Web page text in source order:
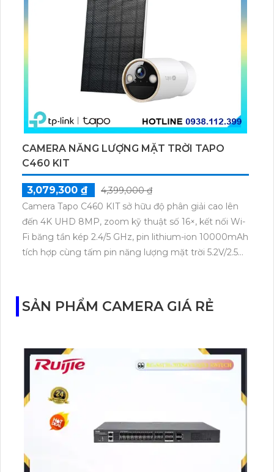
CAMERA NĂNG LƯỢNG MẶT TRỜI TAPO
C460 KIT
3,079,300 ₫
4,399,000 ₫
Camera Tapo C460 KIT sở hữu độ phân giải cao lên
đến 4K UHD 8MP, zoom kỹ thuật số 16×, kết nối Wi-
Fi băng tần kép 2.4/5 GHz, pin lithium-ion 10000mAh
tích hợp cùng tấm pin năng lượng mặt trời 5.2V/2.5W.
SẢN PHẨM CAMERA GIÁ RẺ